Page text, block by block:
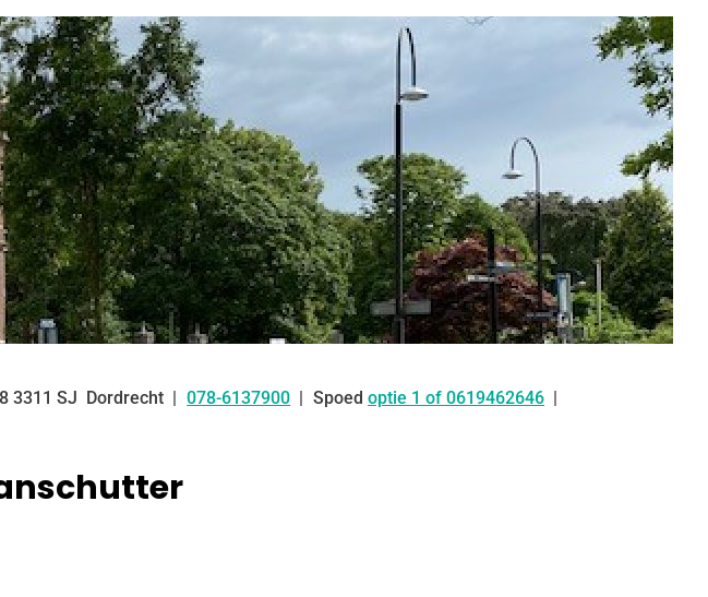
diensten
submenu
3311 SJ Dordrecht Tel:
078-6137900 Spoed optie 1 of 0619462646